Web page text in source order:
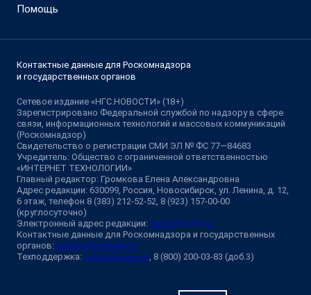
Помощь
Контактные данные для Роскомнадзора
и государственных органов
Сетевое издание «НГС.НОВОСТИ» (18+)
Зарегистрировано Федеральной службой по надзору в сфере
связи, информационных технологий и массовых коммуникаций
(Роскомнадзор)
Свидетельство о регистрации СМИ ЭЛ № ФС 77—84683
Учредитель: Общество с ограниченной ответственностью
«ИНТЕРНЕТ ТЕХНОЛОГИИ»
Главный редактор: Громкова Елена Александровна
Адрес редакции: 630099, Россия, Новосибирск, ул. Ленина, д. 12,
6 этаж, телефон 8 (383) 212-52-52, 8 (923) 157-00-00
(круглосуточно)
Электронный адрес редакции: ngs@shkulev.ru
Контактные данные для Роскомнадзора и государственных
органов: juristnsk@shkulev.ru
Техподдержка: help@shkulev.ru , 8 (800) 200-03-83 (доб.3)